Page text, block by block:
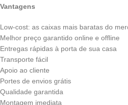
Vantagens
Low-cost: as caixas mais baratas do
Melhor preço garantido online e offline
Entregas rápidas à porta de sua casa
Transporte fácil
Apoio ao cliente
Portes de envios grátis
Qualidade garantida
Montagem imediata